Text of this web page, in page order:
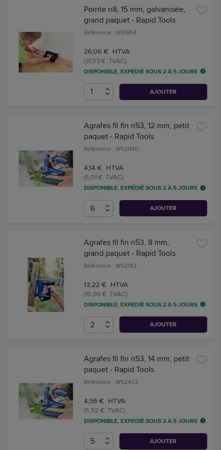
Pointe n8, 15 mm, galvanisée,
grand paquet - Rapid Tools
Référence : W51954
26,06 € HTVA
(31,53 € TVAC)
DISPONIBLE, EXPÉDIÉ SOUS 2 À 5 JOURS
AJOUTER
Agrafes fil fin n53, 12 mm, petit
paquet - Rapid Tools
Référence : W52040
4,14 € HTVA
(5,01 € TVAC)
DISPONIBLE, EXPÉDIÉ SOUS 2 À 5 JOURS
AJOUTER
Agrafes fil fin n53, 8 mm,
grand paquet - Rapid Tools
Référence : W52142
13,22 € HTVA
(16,00 € TVAC)
DISPONIBLE, EXPÉDIÉ SOUS 2 À 5 JOURS
AJOUTER
Agrafes fil fin n53, 14 mm, petit
paquet - Rapid Tools
Référence : W52423
4,56 € HTVA
(5,52 € TVAC)
DISPONIBLE, EXPÉDIÉ SOUS 2 À 5 JOURS
AJOUTER